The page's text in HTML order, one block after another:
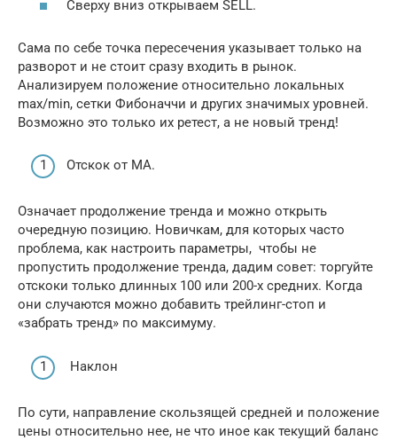
Сверху вниз открываем SELL.
Сама по себе точка пересечения указывает только на
разворот и не стоит сразу входить в рынок.
Анализируем положение относительно локальных
max/min, сетки Фибоначчи и других значимых уровней.
Возможно это только их ретест, а не новый тренд!
Отскок от MA.
Означает продолжение тренда и можно открыть
очередную позицию. Новичкам, для которых часто
проблема, как настроить параметры, чтобы не
пропустить продолжение тренда, дадим совет: торгуйте
отскоки только длинных 100 или 200-х средних. Когда
они случаются можно добавить трейлинг-стоп и
«забрать тренд» по максимуму.
Наклон
По сути, направление скользящей средней и положение
цены относительно нее, не что иное как текущий баланс